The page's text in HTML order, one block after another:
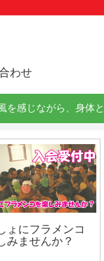
わせ
を感じながら、身体
月祝) サイラ・プ
シオ クルシージ